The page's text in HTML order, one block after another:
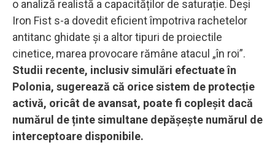
o analiză realistă a capacităților de saturație. Deși
Iron Fist s-a dovedit eficient împotriva rachetelor
antitanc ghidate și a altor tipuri de proiectile
cinetice, marea provocare rămâne atacul „în roi”.
Studii recente, inclusiv simulări efectuate în
Polonia, sugerează că orice sistem de protecție
activă, oricât de avansat, poate fi copleșit dacă
numărul de ținte simultane depășește numărul de
interceptoare disponibile.